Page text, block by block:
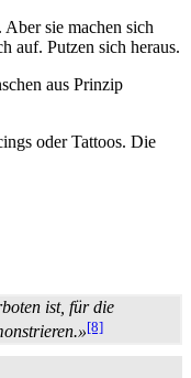
sie machen sich
auf. Putzen sich heraus.
aus Prinzip
oder Tattoos. Die
ist, für die
[8]